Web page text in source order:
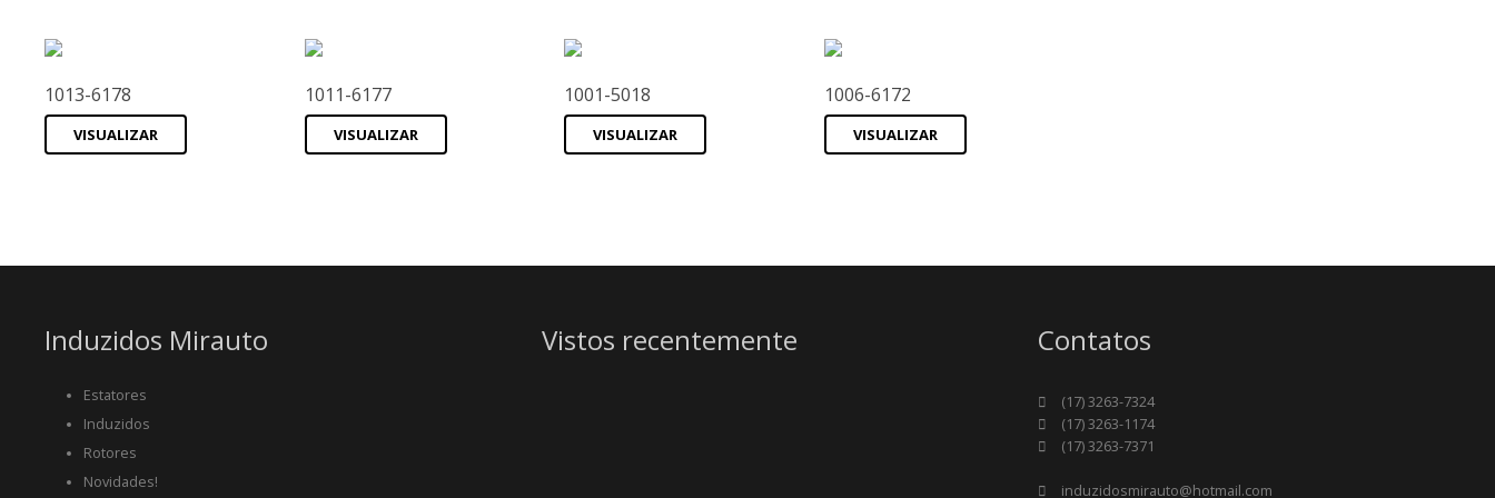
1013-6178
VISUALIZAR
1011-6177
VISUALIZAR
1001-5018
VISUALIZAR
1006-6172
VISUALIZAR
Induzidos Mirauto
Estatores
Induzidos
Rotores
Novidades!
Vistos recentemente Contatos
(17) 3263-7324
(17) 3263-1174
(17) 3263-7371
induzidosmirauto@hotmail.com